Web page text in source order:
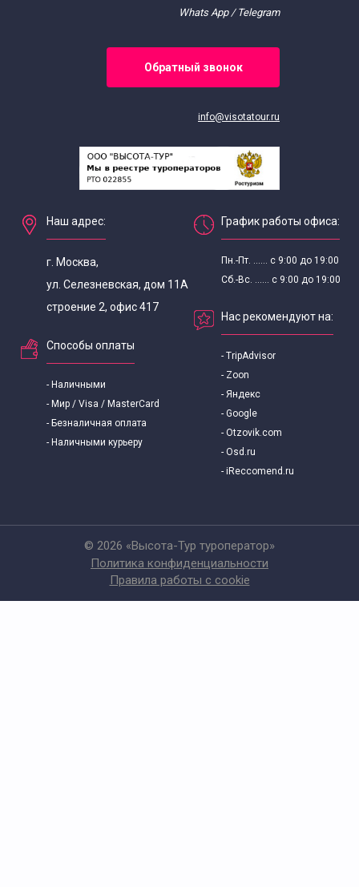
Whats App / Telegram
Обратный звонок
info@visotatour.ru
Наш адрес:
г. Москва,
ул. Селезневская, дом 11А
строение 2, офис 417
Способы оплаты
- Наличными
- Мир / Visa / MasterCard
- Безналичная оплата
- Наличными курьеру
График работы офиса:
Пн.-Пт. ...... с 9:00 до 19:00
Сб.-Вс. ...... с 9:00 до 19:00
Нас рекомендуют на:
- TripAdvisor
- Zoon
- Яндекс
- Google
- Otzovik.com
- Osd.ru
- iReccomend.ru
© 2026 «Высота-Тур туроператор»
Политика конфиденциальности
Правила работы с cookie